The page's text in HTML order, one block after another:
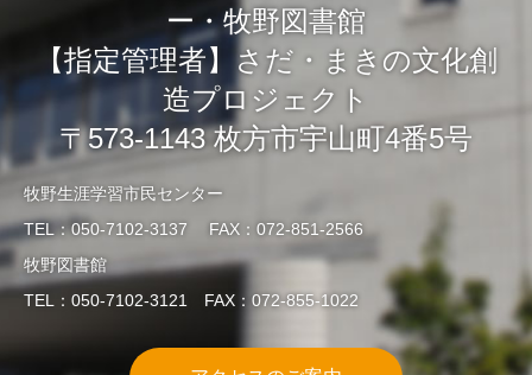
ー・牧野図書館
【指定管理者】さだ・まきの文化創
造プロジェクト
〒573-1143 枚方市宇山町4番5号
牧野生涯学習市民センター
TEL：050-7102-3137 FAX：072-851-2566
牧野図書館
TEL：050-7102-3121 FAX：072-855-1022